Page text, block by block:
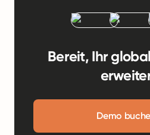
Bereit, Ihr
Demo